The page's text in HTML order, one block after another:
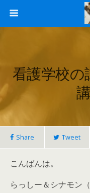
看護学校の
Share Tweet
こんばんは。
らっしー＆シナモン